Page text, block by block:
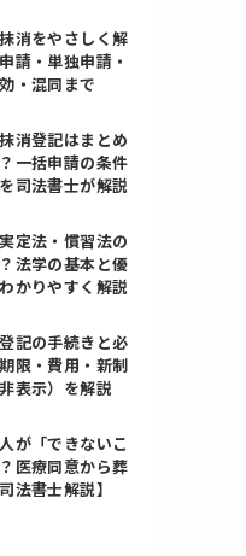
消をやさしく解
請・単独申請・
・混同まで
消登記はまとめ
一括申請の条件
司法書士が解説
定法・慣習法の
法学の基本と優
かりやすく解説
記の手続きと必
限・費用・新制
表示）を解説
が「できないこ
医療同意から葬
法書士解説】